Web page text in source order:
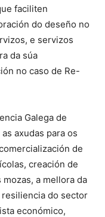
faciliten
do deseño no
e servizos
da súa
no caso de Re-
Galega de
axudas para os
de
creación de
a mellora da
do sector
económico,